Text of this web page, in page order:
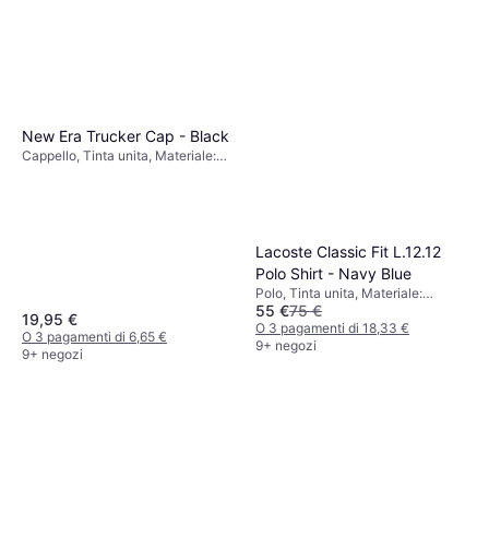
New Era Trucker Cap - Black
Cappello, Tinta unita, Materiale:
19,95 €
O 3 pagamenti di 6,65 €
9+ negozi
Lacoste Classic Fit L.12.12
Polo Shirt - Navy Blue
Polo, Tinta unita, Materiale:
Cotone
55 €75 €
O 3 pagamenti di 18,33 €
9+ negozi